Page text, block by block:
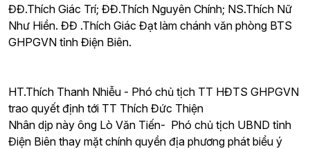
ĐĐ.Thích Giác Trí; ĐĐ.Thích Nguyên Chính; NS.Thích Nữ
Như Hiền. ĐĐ .Thích Giác Đạt làm chánh văn phòng BTS
GHPGVN tỉnh Điện Biên.
HT.Thích Thanh Nhiễu - Phó chủ tịch TT HĐTS GHPGVN
trao quyết định tới TT Thích Đức Thiện
Nhân dịp này ông Lò Văn Tiến- Phó chủ tịch UBND tỉnh
Điện Biên thay mặt chính quyền địa phương phát biểu ý